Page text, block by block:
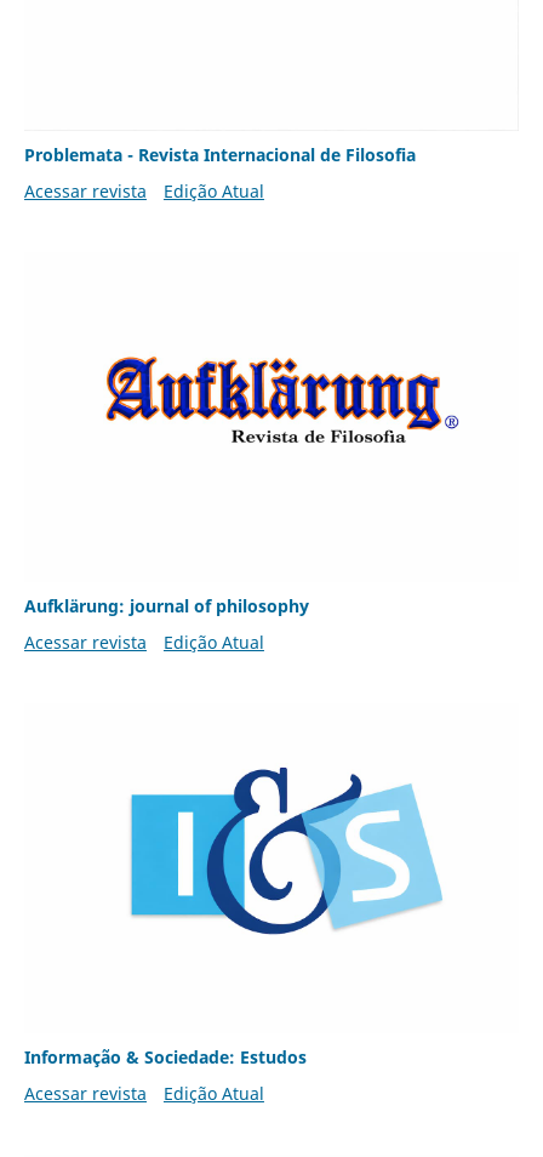
Problemata - Revista Internacional de Filosofia
Acessar revista
Edição Atual
Aufklärung: journal of philosophy
Acessar revista
Edição Atual
Informação & Sociedade: Estudos
Acessar revista
Edição Atual